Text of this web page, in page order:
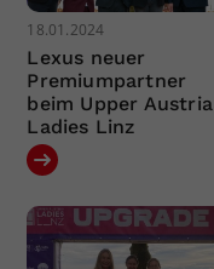
18.01.2024
Lexus neuer
Premiumpartner
beim Upper Austria
Ladies Linz